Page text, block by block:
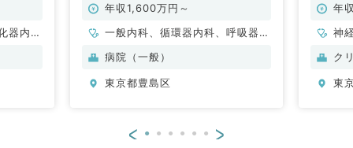
器内
年収1,600万円～
一般内科、循環器内科、呼吸器内
科、消化器内科、内分泌・代謝内
病院（一般）
東京都豊島区
問／常
年
神
ル
脳
ク
東
< >